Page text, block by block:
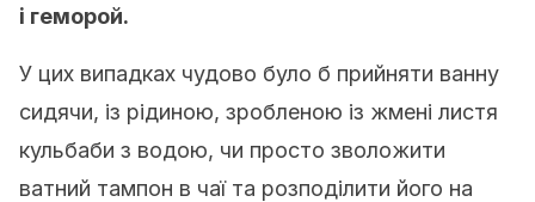
і геморой.
У цих випадках чудово було б прийняти ванну
сидячи, із рідиною, зробленою із жмені листя
кульбаби з водою, чи просто зволожити
ватний тампон в чаї та розподілити його на